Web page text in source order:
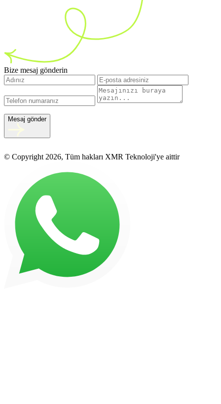
Bize mesaj gönderin
Mesaj gönder
© Copyright 2026, Tüm hakları XMR Teknoloji'ye aittir